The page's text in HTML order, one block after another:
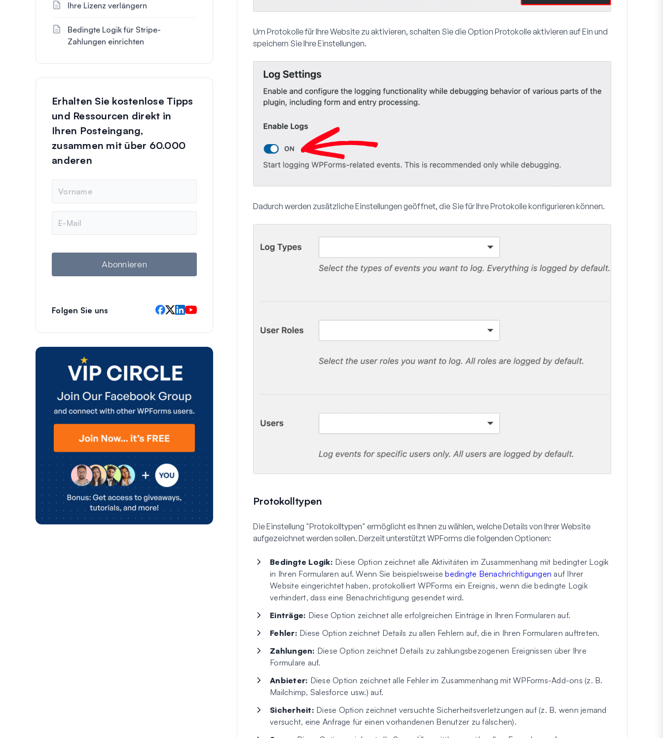
Um Protokolle für Ihre Website zu aktivieren, schalten Sie die Option Protokolle aktivieren auf Ein und
speichern Sie Ihre Einstellungen.
Dadurch werden zusätzliche Einstellungen geöffnet, die Sie für Ihre Protokolle konfigurieren können.
Protokolltypen
Die Einstellung "Protokolltypen" ermöglicht es Ihnen zu wählen, welche Details von Ihrer Website
aufgezeichnet werden sollen. Derzeit unterstützt WPForms die folgenden Optionen:
Bedingte Logik: Diese Option zeichnet alle Aktivitäten im Zusammenhang mit bedingter Logik
in Ihren Formularen auf. Wenn Sie beispielsweisebedingte Benachrichtigungen auf Ihrer
Website eingerichtet haben, protokolliert WPForms ein Ereignis, wenn die bedingte Logik
verhindert, dass eine Benachrichtigung gesendet wird.
Einträge: Diese Option zeichnet alle erfolgreichen Einträge in Ihren Formularen auf.
Fehler: Diese Option zeichnet Details zu allen Fehlern auf, die in Ihren Formularen auftreten.
Zahlungen: Diese Option zeichnet Details zu zahlungsbezogenen Ereignissen über Ihre
Formulare auf.
Anbieter: Diese Option zeichnet alle Fehler im Zusammenhang mit WPForms-Add-ons (z. B.
Mailchimp, Salesforce usw.) auf.
Sicherheit: Diese Option zeichnet versuchte Sicherheitsverletzungen auf (z. B. wenn jemand
versucht, eine Anfrage für einen vorhandenen Benutzer zu fälschen).
Ihre Lizenz verlängern
Bedingte Logik für Stripe-
Zahlungen einrichten
Erhalten Sie kostenlose Tipps
und Ressourcen direkt in
Ihren Posteingang,
zusammen mit über 60.000
anderen
m
e
M
i
Abonnieren
Folgen Sie uns